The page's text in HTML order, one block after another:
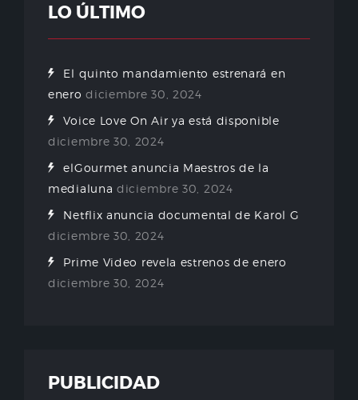
LO ÚLTIMO
El quinto mandamiento estrenará en
enero diciembre 30, 2024
Voice Love On Air ya está disponible
diciembre 30, 2024
elGourmet anuncia Maestros de la
medialuna diciembre 30, 2024
Netflix anuncia documental de Karol G
diciembre 30, 2024
Prime Video revela estrenos de enero
diciembre 30, 2024
PUBLICIDAD